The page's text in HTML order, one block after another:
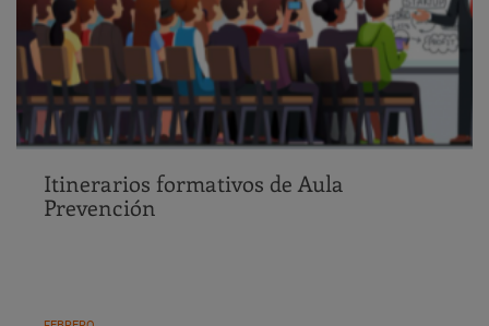
Itinerarios formativos de Aula
Prevención